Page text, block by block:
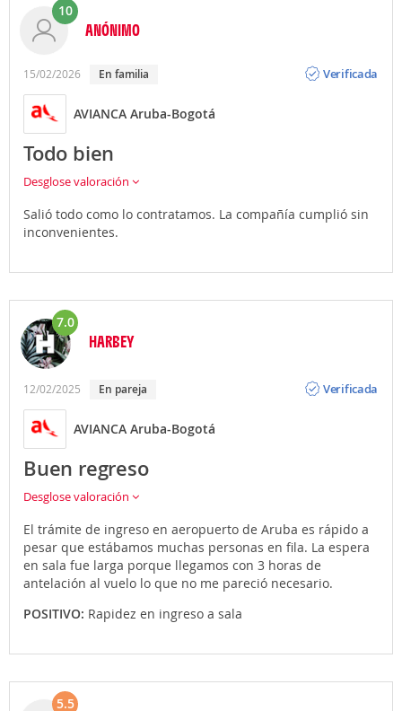
10
ANÓNIMO
15/02/2026 En familia
Verificada
AVIANCA Aruba-Bogotá
Todo bien
Desglose valoración
Salió todo como lo contratamos. La compañía cumplió sin
inconvenientes.
7.0
HARBEY
12/02/2025 En pareja
Verificada
AVIANCA Aruba-Bogotá
Buen regreso
Desglose valoración
El trámite de ingreso en aeropuerto de Aruba es rápido a
pesar que estábamos muchas personas en fila. La espera
en sala fue larga porque llegamos con 3 horas de
antelación al vuelo lo que no me pareció necesario.
POSITIVO: Rapidez en ingreso a sala
5.5